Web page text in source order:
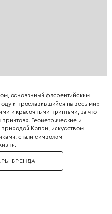
основанный флорентийским
и прославившийся на весь мир
и красочными принтами, за что
Геометрические и
Капри, искусством
стали символом
Флоренции была представлена
полностью повторяет взрослые
взрыв цвета и позитива,
БРЕНДА